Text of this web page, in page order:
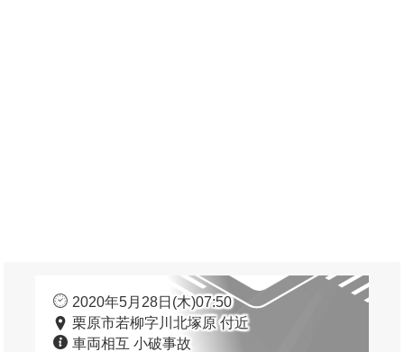
2020年5月28日(木)07:50
栗原市若柳字川北塚原 付近
車両相互 小破事故